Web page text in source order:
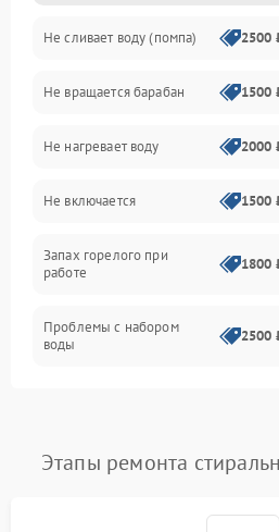
Водоснабжение
Слив
Программное обеспечение
Не сливает воду (помпа) 2500
Не вращается барабан 1500
Не нагревает воду 2000
Не включается 1500
Запах горелого при
работе
1800
Проблемы с набором
воды
2500
Замена платы управления
Этапы ремонта